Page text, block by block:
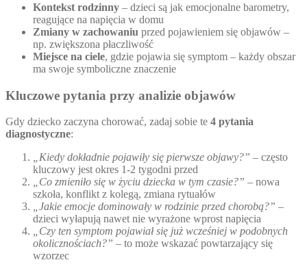
Kontekst rodzinny – dzieci są jak emocjonalne barometry,
reagujące na napięcia w domu
Zmiany w zachowaniu przed pojawieniem się objawów –
np. zwiększona płaczliwość
Miejsce na ciele, gdzie pojawia się symptom – każdy obszar
ma swoje symboliczne znaczenie
Kluczowe pytania przy analizie objawów
Gdy dziecko zaczyna chorować, zadaj sobie te 4 pytania
diagnostyczne:
„Kiedy dokładnie pojawiły się pierwsze objawy?” – często
kluczowy jest okres 1-2 tygodni przed
„Co zmieniło się w życiu dziecka w tym czasie?” – nowa
szkoła, konflikt z kolegą, zmiana rytuałów
„Jakie emocje dominowały w rodzinie przed chorobą?” –
dzieci wyłapują nawet nie wyrażone wprost napięcia
„Czy ten symptom pojawiał się już wcześniej w podobnych
okolicznościach?” – to może wskazać powtarzający się
wzorzec